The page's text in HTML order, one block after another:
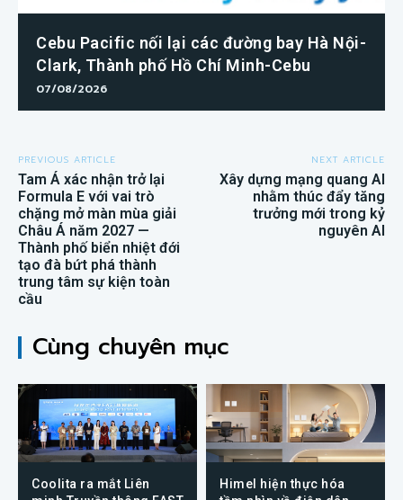
Cebu Pacific nối lại các đường bay Hà Nội-
Clark, Thành phố Hồ Chí Minh-Cebu
07/08/2026
PREVIOUS ARTICLE
Tam Á xác nhận trở lại
Formula E với vai trò
chặng mở màn mùa giải
Châu Á năm 2027 —
Thành phố biển nhiệt đới
tạo đà bứt phá thành
trung tâm sự kiện toàn
cầu
NEXT ARTICLE
Xây dựng mạng quang AI
nhằm thúc đẩy tăng
trưởng mới trong kỷ
nguyên AI
Cùng chuyên mục
Coolita ra mắt Liên
Himel hiện thực hóa